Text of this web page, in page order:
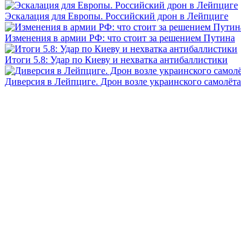
Эскалация для Европы. Российский дрон в Лейпциге
Изменения в армии РФ: что стоит за решением Путина
Итоги 5.8: Удар по Киеву и нехватка антибаллистики
Диверсия в Лейпциге. Дрон возле украинского самолёта